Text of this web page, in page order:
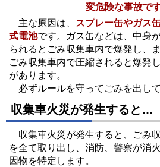
変危険な事故です
主な原因は、
スプレー缶やガス
式電池です。ガス缶などは、中身
られるとごみ収集車内で爆発し、
ごみ収集車内で圧縮されると爆発
があります。
必ずルールを守ってごみを出して
収集車火災が発生すると…
収集車火災が発生すると、ごみ
を全て取り出し、消防、警察が消
因物を特定します。